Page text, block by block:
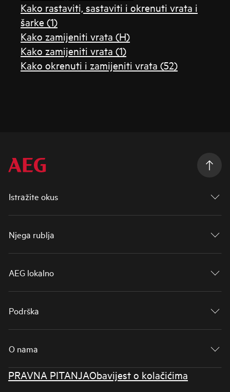
Kako rastaviti, sastaviti i okrenuti vrata i
šarke (1)
Kako zamijeniti vrata (H)
Kako zamijeniti vrata (1)
Kako okrenuti i zamijeniti vrata (52)
Istražite okus
Njega rublja
AEG lokalno
Podrška
O nama
PRAVNA PITANJAObavijest o kolačićima